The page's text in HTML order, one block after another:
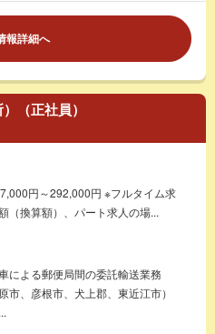
報詳細へ
（正社員）
円～292,000円 ※フルタイム求
（換算額）、パート求人の場...
による郵便局間の委託輸送業務
市、彦根市、犬上郡、東近江市）